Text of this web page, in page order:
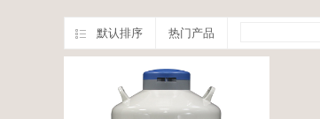
默认排序 热门产品